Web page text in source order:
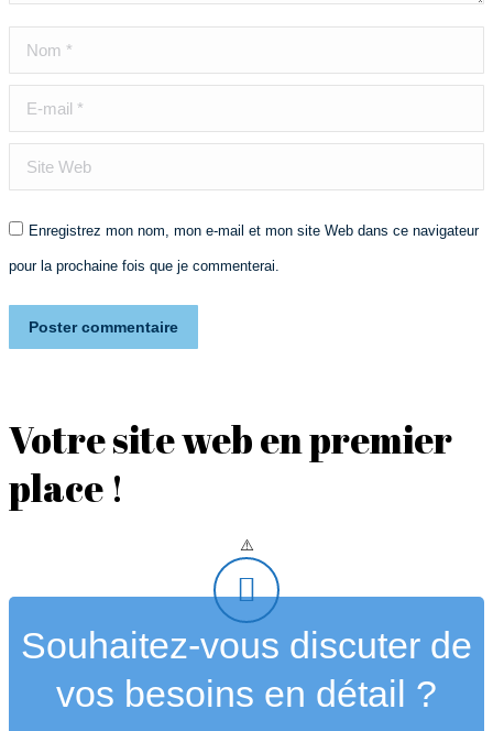
Nom *
E-mail *
Site Web
Enregistrez mon nom, mon e-mail et mon site Web dans ce navigateur
pour la prochaine fois que je commenterai.
Poster commentaire
Votre site web en premier
place !
Souhaitez-vous discuter de
vos besoins en détail ?